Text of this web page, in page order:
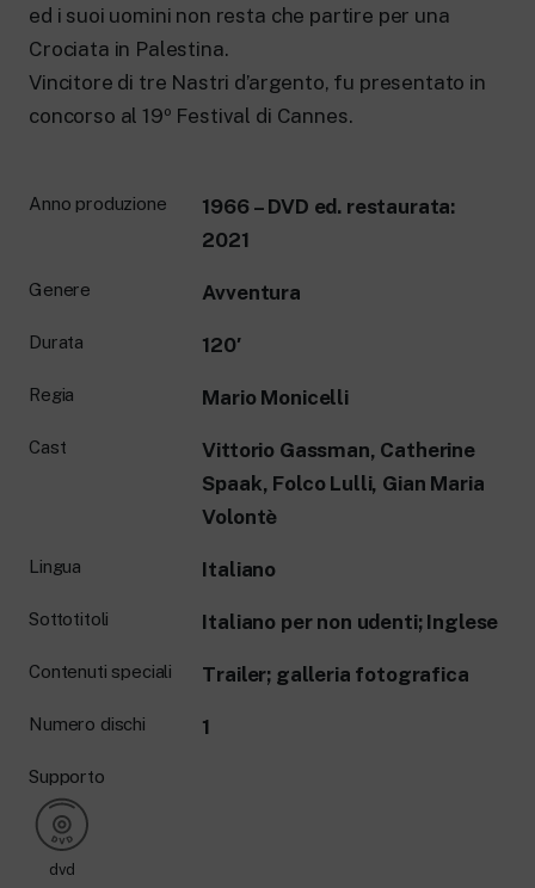
ed i suoi uomini non resta che partire per una
Crociata in Palestina.
Vincitore di tre Nastri d’argento, fu presentato in
concorso al 19º Festival di Cannes.
Anno produzione
1966 – DVD ed. restaurata:
2021
Genere Avventura
Durata 120′
Regia Mario Monicelli
Cast
Vittorio Gassman, Catherine
Spaak, Folco Lulli, Gian Maria
Volontè
Lingua Italiano
Sottotitoli Italiano per non udenti; Inglese
Contenuti speciali Trailer; galleria fotografica
Numero dischi 1
Supporto
dvd